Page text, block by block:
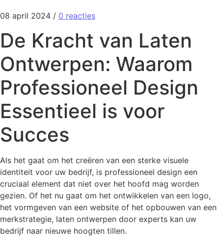
08 april 2024 / 0 reacties
De Kracht van Laten
Ontwerpen: Waarom
Professioneel Design
Essentieel is voor
Succes
Als het gaat om het creëren van een sterke visuele
identiteit voor uw bedrijf, is professioneel design een
cruciaal element dat niet over het hoofd mag worden
gezien. Of het nu gaat om het ontwikkelen van een logo,
het vormgeven van een website of het opbouwen van een
merkstrategie, laten ontwerpen door experts kan uw
bedrijf naar nieuwe hoogten tillen.